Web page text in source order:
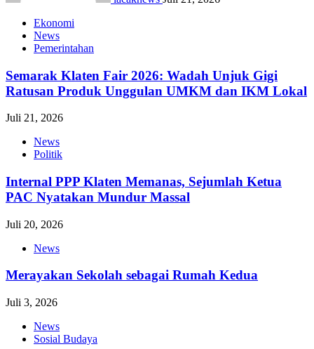
Ekonomi
News
Pemerintahan
Semarak Klaten Fair 2026: Wadah Unjuk Gigi
Ratusan Produk Unggulan UMKM dan IKM Lokal
Juli 21, 2026
News
Politik
Internal PPP Klaten Memanas, Sejumlah Ketua
PAC Nyatakan Mundur Massal
Juli 20, 2026
News
Merayakan Sekolah sebagai Rumah Kedua
Juli 3, 2026
News
Sosial Budaya